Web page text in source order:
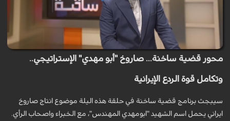
محور قضية ساخنة... صاروخ "أبو مهدي" الإستراتيجي..
وتكامل قوة الردع الإيرانية
سيبجث برنامج قضية ساخنة في حلقة هذه اليلة موضوع انتاج صاروخ
ايراني يحمل اسم الشهيد "ابومهدي المهندس"، مع الخبراء واصحاب الرأي.